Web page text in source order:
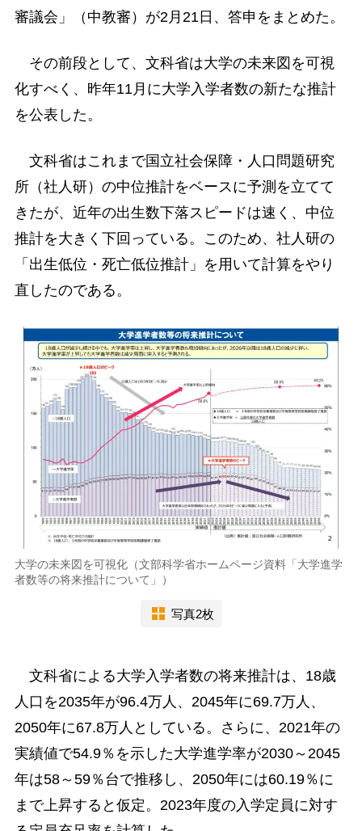
審議会」（中教審）が2月21日、答申をまとめた。
その前段として、文科省は大学の未来図を可視
化すべく、昨年11月に大学入学者数の新たな推計
を公表した。
文科省はこれまで国立社会保障・人口問題研究
所（社人研）の中位推計をベースに予測を立てて
きたが、近年の出生数下落スピードは速く、中位
推計を大きく下回っている。このため、社人研の
「出生低位・死亡低位推計」を用いて計算をやり
直したのである。
大学の未来図を可視化（文部科学省ホームページ資料「大学進学
者数等の将来推計について」）
写真2枚
文科省による大学入学者数の将来推計は、18歳
人口を2035年が96.4万人、2045年に69.7万人、
2050年に67.8万人としている。さらに、2021年の
実績値で54.9％を示した大学進学率が2030～2045
年は58～59％台で推移し、2050年には60.19％に
まで上昇すると仮定。2023年度の入学定員に対す